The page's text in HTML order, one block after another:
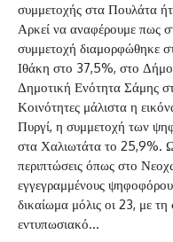
συμμετοχής στα Πουλάτα
Αρκεί να αναφέρουμε πως
συμμετοχή διαμορφώθηκε
Ιθάκη στο 37,5%, στο
Δημοτική Ενότητα Σάμης
Κοινότητες μάλιστα η
Πυργί, η συμμετοχή των
στα Χαλιωτάτα το 25,9%.
περιπτώσεις όπως στο
εγγεγραμμένους
δικαίωμα μόλις οι 23, με
εντυπωσιακό…